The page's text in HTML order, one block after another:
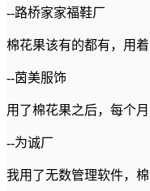
--路桥家家福鞋厂
棉花果该有的都有，用
--茵美服饰
用了棉花果之后，每个
--为诚厂
我用了无数管理软件，